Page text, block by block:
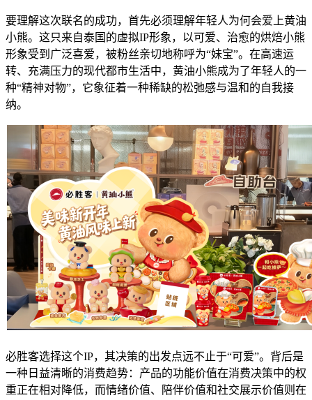
要理解这次联名的成功，首先必须理解年轻人为何会爱上黄油
小熊。这只来自泰国的虚拟IP形象，以可爱、治愈的烘焙小熊
形象受到广泛喜爱，被粉丝亲切地称呼为“妹宝”。在高速运
转、充满压力的现代都市生活中，黄油小熊成为了年轻人的一
种“精神对物”，它象征着一种稀缺的松弛感与温和的自我接
纳。
必胜客选择这个IP，其决策的出发点远不止于“可爱”。背后是
一种日益清晰的消费趋势：产品的功能价值在消费决策中的权
重正在相对降低，而情绪价值、陪伴价值和社交展示价值则在